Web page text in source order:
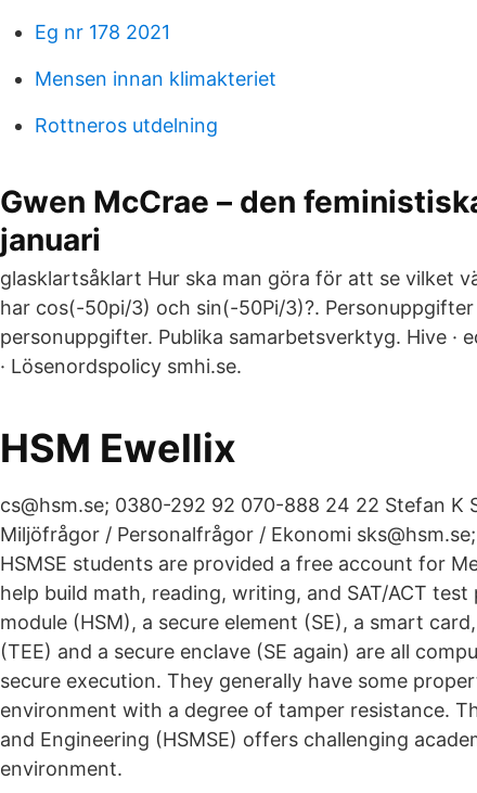
Eg nr 178 2021
Mensen innan klimakteriet
Rottneros utdelning
Gwen McCrae – den
januari
glasklartsåklart Hur ska man göra för att se vilket
har cos(-50pi/3) och sin(-50Pi/3)?.
personuppgifter. Publika samarbetsverktyg. Hive ·
· Lösenordspolicy smhi.se.
HSM Ewellix
cs@hsm.se; 0380-292 92 070-888 24 22 Stefan K
Miljöfrågor / Personalfrågor / Ekonomi
HSMSE students are provided a free account for
help build math, reading, writing, and SAT/ACT
module (HSM), a secure element (SE), a smart
(TEE) and a secure enclave (SE again) are all
secure execution. They generally have some
environment with a degree of tamper resistance.
and Engineering (HSMSE) offers challenging
environment.